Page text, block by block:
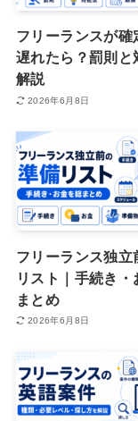
フリーランスが確
遅れたら？罰則と
解説
2026年6月8日
フリーランス独立
リスト｜手続き・
まとめ
2026年6月8日